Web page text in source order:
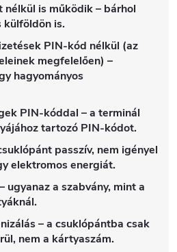
is működik – bárhol
is.
PIN-kód nélkül (az
megfelelően) –
hagyományos
PIN-kóddal – a terminál
tartozó PIN-kódot.
passzív, nem igényel
elektromos energiát.
ugyanaz a szabvány, mint a
– a csuklópántba csak
nem a kártyaszám.